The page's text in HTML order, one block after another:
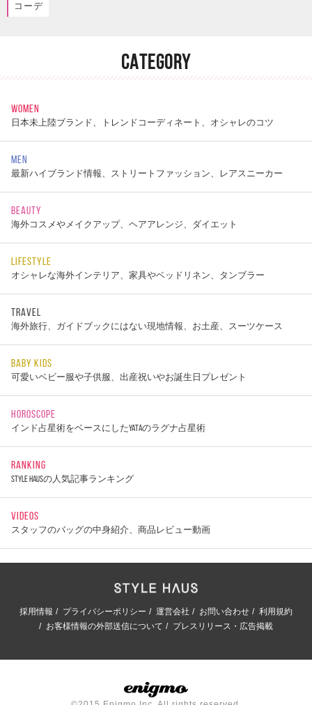
コーデ
CATEGORY
WOMEN
日本未上陸ブランド、トレンドコーディネート、オシャレのコツ
MEN
最新ハイブランド情報、ストリートファッション、レアスニーカー
BEAUTY
海外コスメやメイクアップ、ヘアアレンジ、ダイエット
LIFESTYLE
オシャレな海外インテリア、家具やベッドリネン、タンブラー
TRAVEL
海外旅行、ガイドブックにはない現地情報、お土産、スーツケース
BABY KIDS
可愛いベビー服や子供服、出産祝いやお誕生日プレゼント
HOROSCOPE
インド占星術をベースにしたYATAのラグナ占星術
RANKING
STYLE HAUSの人気記事ランキング
VIDEOS
スタッフのバッグの中身紹介、商品レビュー動画
採用情報 プライバシーポリシー 運営会社 お問い合わせ
利用規約
お客様情報の外部送信について
プレスリリース・広告掲載